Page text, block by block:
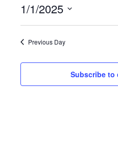
01/01/2025
1/1/2025
Previous Day
Subscribe to